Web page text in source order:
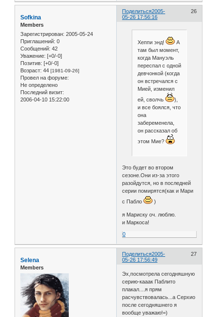
Поделиться 26
2005-
05-26 17:56:16
Sofkina
Members
Зарегистрирован: 2005-05-24
Приглашений: 0
Сообщений: 42
Уважение: [+0/-0]
Позитив: [+0/-0]
Возраст: 44 [1981-09-26]
Провел на форуме:
Не определено
Последний визит:
2006-04-10 15:22:00
Хеппи энд!
А
там был момент,
когда Мануэль
переспал с одной
девчонкой (когда
он встречался с
Мией, изменил
ей, сволчь
),
и все боялся, что
она
забеременела,
он рассказал об
этом Мие?
Это будет во втором
сезоне.Они из-за этого
разойдутся, но в последней
серии помирятся(как и Мари
с Пабло
)
я Мариску оч. люблю.
и Маркоса!
0
Поделиться 27
2005-
05-26 17:56:49
Selena
Members
Эх,посмотрела сегодняшную
серию-кааак Паблито
плакал....я прям
расчувствовалась...а Серхио
после сегодняшнего я
вообще уважаю!=)